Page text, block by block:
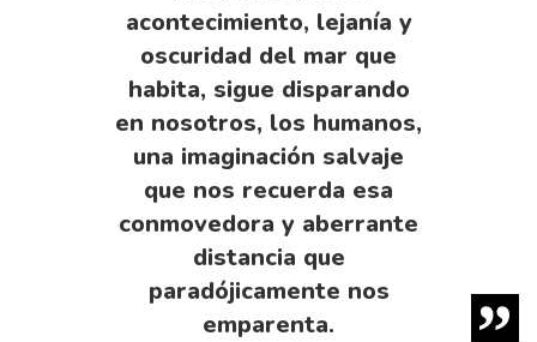
acontecimiento, lejanía y
oscuridad del mar que
habita, sigue disparando
en nosotros, los humanos,
una imaginación salvaje
que nos recuerda esa
conmovedora y aberrante
distancia que
paradójicamente nos
emparenta.